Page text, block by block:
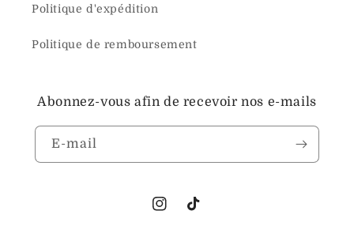
Politique d'expédition
Politique de remboursement
Abonnez-vous afin de recevoir nos e-mails
E-mail
Instagram
TikTok